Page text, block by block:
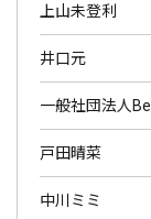
上山未登利
井口元
一般社団法人Be
戸田晴菜
中川ミミ